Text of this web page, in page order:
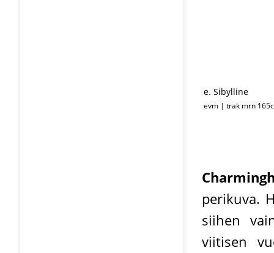
e. Sibylline
evm | trak mrn
perikuva.
siihen
viitisen